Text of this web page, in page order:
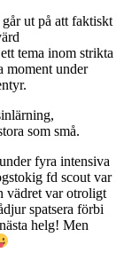
ut på att faktiskt
tema inom strikta
moment under
som små.
fyra intensiva
fd scout var
vädret var otroligt
spatsera förbi
helg! Men